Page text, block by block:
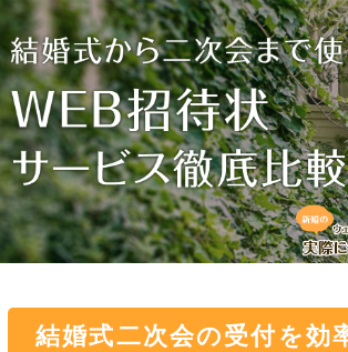
結婚式二次会の受付を効